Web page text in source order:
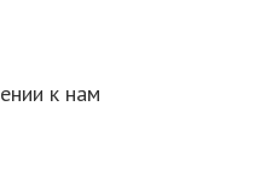
к нам